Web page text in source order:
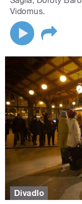
Vidomus.
Divadlo